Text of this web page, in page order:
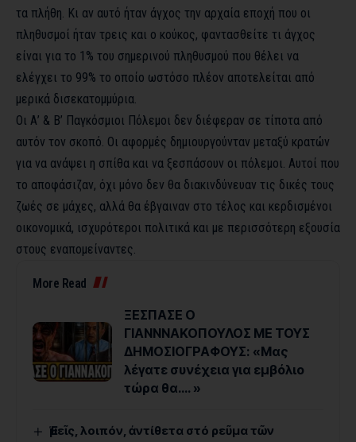
τα πλήθη. Κι αν αυτό ήταν άγχος την αρχαία εποχή που οι
πληθυσμοί ήταν τρεις και ο κούκος, φαντασθείτε τι άγχος
είναι για το 1% του σημερινού πληθυσμού που θέλει να
ελέγχει το 99% το οποίο ωστόσο πλέον αποτελείται από
μερικά δισεκατομμύρια.
Οι Α’ & Β’ Παγκόσμιοι Πόλεμοι δεν διέφεραν σε τίποτα από
αυτόν τον σκοπό. Οι αφορμές δημιουργούνταν μεταξύ κρατών
για να ανάψει η σπίθα και να ξεσπάσουν οι πόλεμοι. Αυτοί που
το αποφάσιζαν, όχι μόνο δεν θα διακινδύνευαν τις δικές τους
ζωές σε μάχες, αλλά θα έβγαιναν στο τέλος και κερδισμένοι
οικονομικά, ισχυρότεροι πολιτικά και με περισσότερη εξουσία
στους εναπομείναντες.
More Read
ΞΕΣΠΑΣΕ Ο
ΓΙΑΝΝΝΑΚΟΠΟΥΛΟΣ ΜΕ ΤΟΥΣ
ΔΗΜΟΣΙΟΓΡΑΦΟΥΣ: «Μας
λέγατε συνέχεια για εμβόλιο
τώρα θα…. »
Ἐμεῖς, λοιπόν, ἀντίθετα στό ρεῦμα τῶν